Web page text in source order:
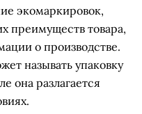
экомаркировок,
преимуществ товара,
о производстве.
называть упаковку
она разлагается